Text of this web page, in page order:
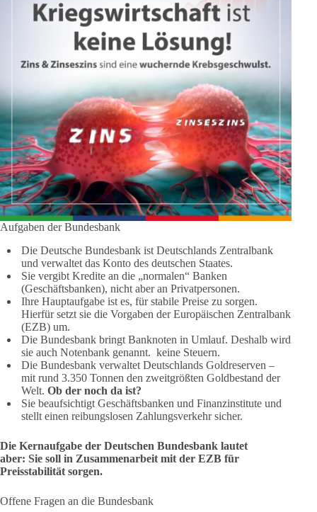
Aufgaben der Bundesbank
Die Deutsche Bundesbank ist Deutschlands Zentralbank
und verwaltet das Konto des deutschen Staates.
Sie vergibt Kredite an die „normalen“ Banken
(Geschäftsbanken), nicht aber an Privatpersonen.
Ihre Hauptaufgabe ist es, für stabile Preise zu sorgen.
Hierfür setzt sie die Vorgaben der Europäischen Zentralbank
(EZB) um.
Die Bundesbank bringt Banknoten in Umlauf. Deshalb wird
sie auch Notenbank genannt. keine Steuern.
Die Bundesbank verwaltet Deutschlands Goldreserven –
mit rund 3.350 Tonnen den zweitgrößten Goldbestand der
Welt.Ob der noch da ist?
Sie beaufsichtigt Geschäftsbanken und Finanzinstitute und
stellt einen reibungslosen Zahlungsverkehr sicher.
Die Kernaufgabe der Deutschen Bundesbank lautet
aber: Sie soll in Zusammenarbeit mit der EZB für
Preisstabilität sorgen.
Offene Fragen an die Bundesbank